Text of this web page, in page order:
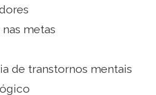
metas
de transtornos mentais